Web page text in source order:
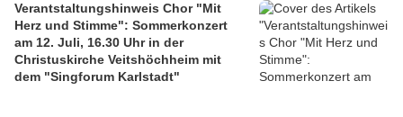
Verantstaltungshinweis Chor "Mit
Herz und Stimme": Sommerkonzert
am 12. Juli, 16.30 Uhr in der
Christuskirche Veitshöchheim mit
dem "Singforum Karlstadt"